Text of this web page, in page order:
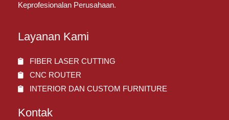
Keprofesionalan Perusahaan.
Layanan Kami
FIBER LASER CUTTING
CNC ROUTER
INTERIOR DAN CUSTOM FURNITURE
Kontak